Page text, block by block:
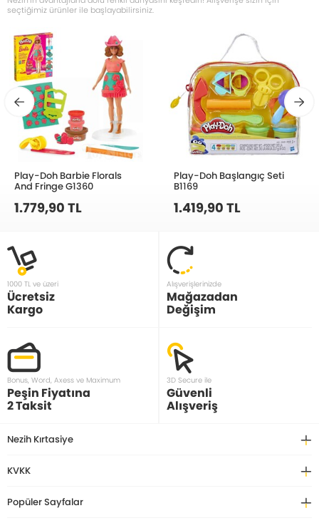
seçtiğimiz ürünler ile başlayabilirsiniz.
Play-Doh Barbie Florals
And Fringe G1360
1.779,90 TL
Play-Doh Başlangıç Seti
B1169
1.419,90 TL
1000 TL ve üzeri
Ücretsiz
Kargo
Alışverişlerinizde
Mağazadan
Değişim
Bonus, Word, Axess ve Maximum
Peşin Fiyatına
2 Taksit
3D Secure ile
Güvenli
Alışveriş
Nezih Kırtasiye
KVKK
Popüler Sayfalar